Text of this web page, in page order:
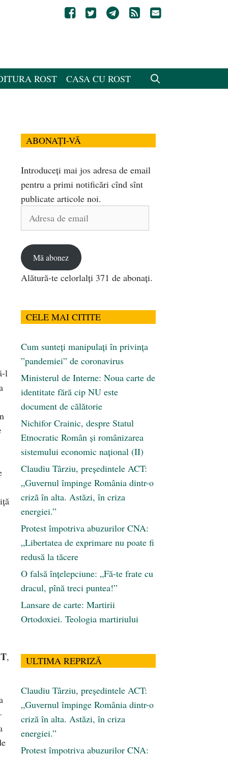
ROST CASA CU ROST
l
,
ABONAȚI-VĂ
Introduceți mai jos adresa de email
pentru a primi notificări cînd sînt
publicate articole noi.
Adresa
Mă abonez
Alătură-te celorlalți 371 de abonați.
CELE MAI CITITE
Cum sunteți manipulați în privința
”pandemiei” de coronavirus
Ministerul de Interne: Noua carte de
identitate fără cip NU este
document de călătorie
Nichifor Crainic, despre Statul
Etnocratic Român şi românizarea
sistemului economic naţional (II)
Claudiu Târziu, președintele ACT:
„Guvernul împinge România dintr-o
criză în alta. Astăzi, în criza
energiei.”
Protest împotriva abuzurilor CNA:
„Libertatea de exprimare nu poate fi
redusă la tăcere
O falsă înțelepciune: „Fă-te frate cu
dracul, pînă treci puntea!”
Lansare de carte: Martirii
Ortodoxiei. Teologia martiriului
ULTIMA REPRIZĂ
Claudiu Târziu, președintele ACT:
„Guvernul împinge România dintr-o
criză în alta. Astăzi, în criza
energiei.”
Protest împotriva abuzurilor CNA: